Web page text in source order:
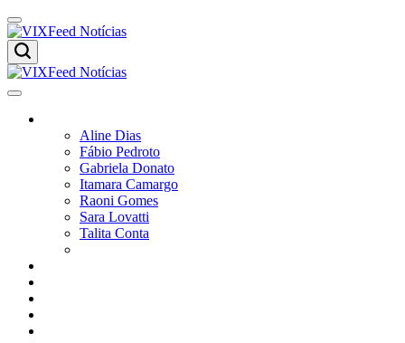
Aline Dias
Fábio Pedroto
Gabriela Donato
Itamara Camargo
Raoni Gomes
Sara Lovatti
Talita Conta